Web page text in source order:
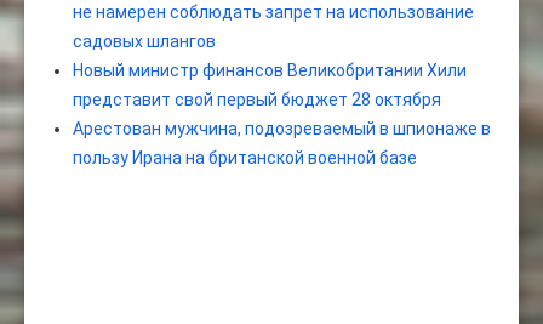
не намерен соблюдать запрет на использование
садовых шлангов
Новый министр финансов Великобритании Хили
представит свой первый бюджет 28 октября
Арестован мужчина, подозреваемый в шпионаже в
пользу Ирана на британской военной базе